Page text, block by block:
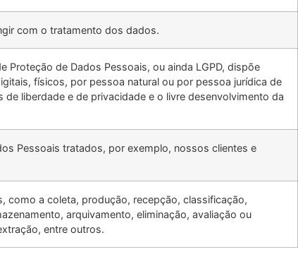
com o tratamento dos dados.
Proteção de Dados Pessoais, ou ainda LGPD, dispõe
físicos, por pessoa natural ou por pessoa jurídica de
liberdade e de privacidade e o livre desenvolvimento da
Pessoais tratados, por exemplo, nossos clientes e
como a coleta, produção, recepção, classificação,
arquivamento, eliminação, avaliação ou
entre outros.